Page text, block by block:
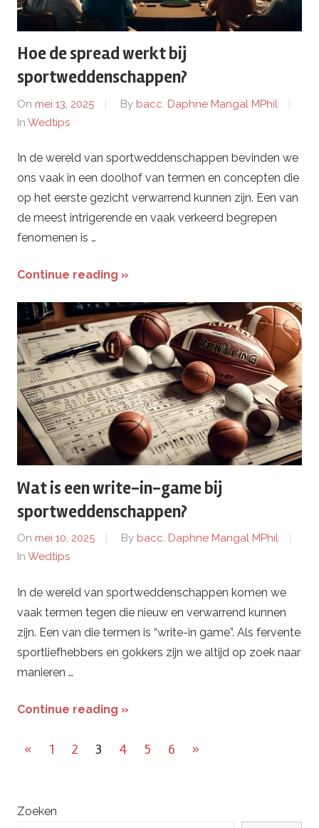
Hoe de spread werkt bij
sportweddenschappen?
On mei 13, 2025 By bacc. Daphne Mangal MPhil
In Wedtips
In de wereld van sportweddenschappen bevinden we
ons vaak in een doolhof van termen en concepten die
op het eerste gezicht verwarrend kunnen zijn. Een van
de meest intrigerende en vaak verkeerd begrepen
fenomenen is …
Continue reading »
Wat is een write-in-game bij
sportweddenschappen?
On mei 10, 2025 By bacc. Daphne Mangal MPhil
In Wedtips
In de wereld van sportweddenschappen komen we
vaak termen tegen die nieuw en verwarrend kunnen
zijn. Een van die termen is “write-in game”. Als fervente
sportliefhebbers en gokkers zijn we altijd op zoek naar
manieren …
Continue reading »
Berichtnavigatie
« Previous
1 2 3 4 5 6
Next
»
Zoeken